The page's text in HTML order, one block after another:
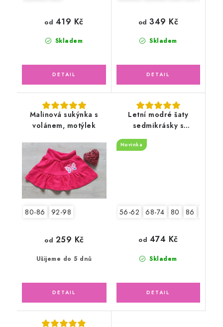
Skladem
od 419 Kč
Skladem
od 349 Kč
Malinová sukýnka s
volánem, motýlek
80-86 92-98
Ušijeme do 5 dnů
od 259 Kč
Letní modré šaty
sedmikrásky s
čelenkou
Novinka
56-62 68-74 80 86
Skladem
od 474 Kč